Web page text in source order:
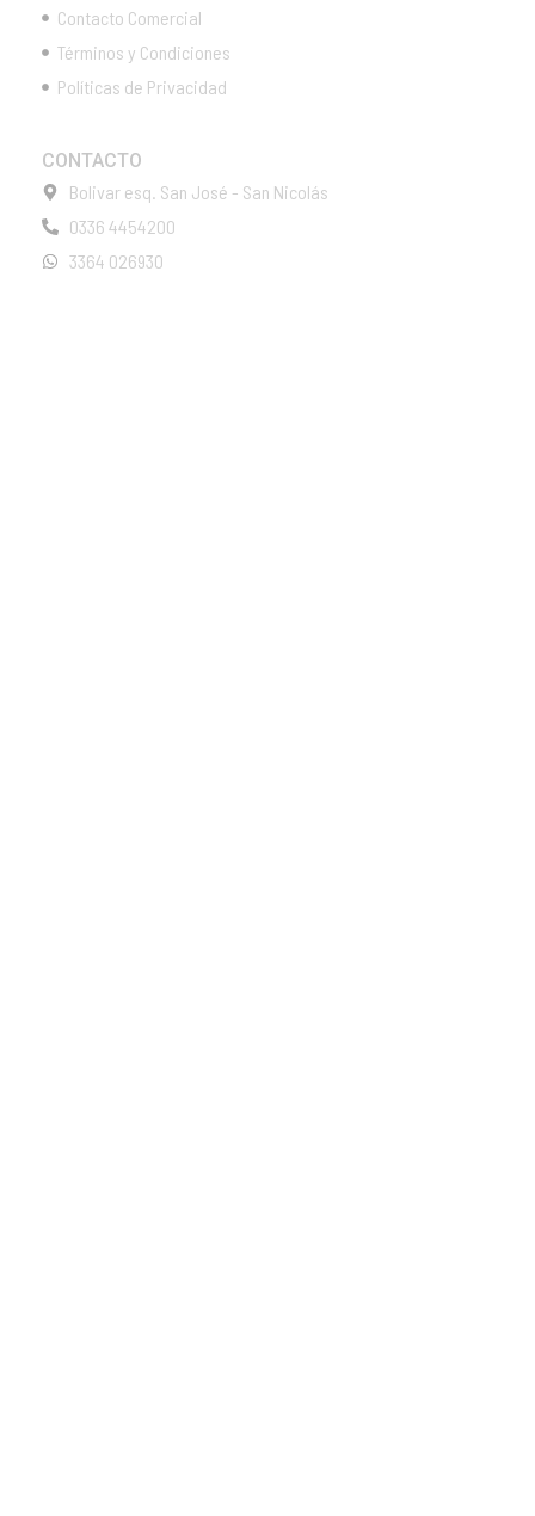
Contacto Comercial
Términos y Condiciones
Políticas de Privacidad
CONTACTO
Bolivar esq. San José - San Nicolás
0336 4454200
3364 026930